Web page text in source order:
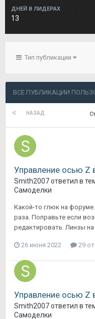
ДНЕЙ В ЛИДЕРАХ
13
Тип публикации
ВСЕ ПУБЛИКАЦИИ
НАЗАД
Управление осью Z
Smith2007ответил в
Самоделки
Какой-то глюк на
раза. Поправьте если
редактировать. Линзы
26 июня 2022 29
Управление осью Z
Smith2007ответил в
Самоделки